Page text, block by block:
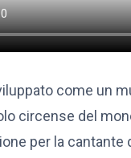
come un
circense del
per la cantante